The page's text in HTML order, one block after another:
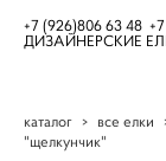
+7 (926)806 63 48
ДИЗАЙНЕРСКИЕ
каталог > все елки
"щелкунчик"